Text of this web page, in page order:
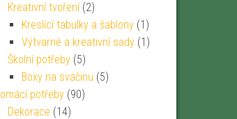
Kreativní tvoření (2)
Kreslící tabulky a šablony (1)
Výtvarné a kreativní sady (1)
Školní potřeby (5)
Boxy na svačinu (5)
potřeby (90)
Dekorace (14)